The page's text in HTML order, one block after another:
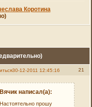
Коротина
21
30-12-2011 12:45:16
Вячик написал(а):
Настоятельно прошу